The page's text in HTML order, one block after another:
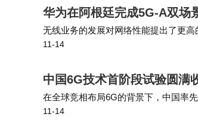
针对此次合作，以下是几个
A：Arqit的SKA平台是一款
华为在阿根廷完成5G-A双场
无线业务的发展对网络性能提出了更
未来5G-A商用载波组合，包括覆盖更
11-14
中国6G技术首阶段试验圆满
在全球竞相布局6G的背景下，中国率
技术，测试了多种潜在技术和系统性
11-14